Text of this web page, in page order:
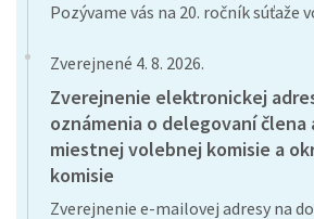
Pozývame vás na 20. ročník súťaže
Zverejnené 4. 8. 2026.
Zverejnenie elektronickej
oznámenia o delegovaní člena
miestnej volebnej komisie a
komisie
Zverejnenie e-mailovej adresy na